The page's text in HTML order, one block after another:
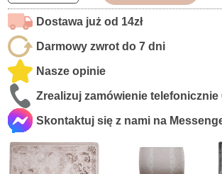
Dostawa już od 14zł
Darmowy zwrot do 7 dni
Nasze opinie
Zrealizuj zamówienie telefonicznie
Skontaktuj się z nami na